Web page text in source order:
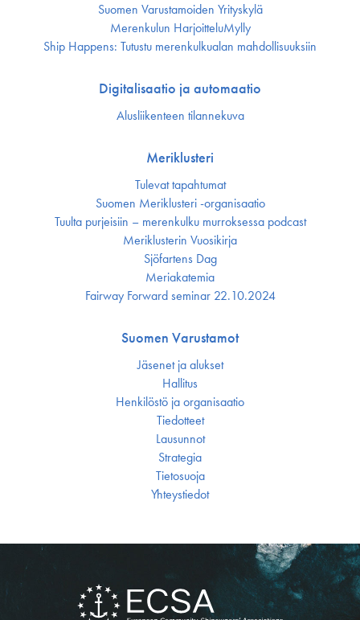
Suomen Varustamoiden Yrityskylä
Merenkulun HarjoitteluMylly
Ship Happens: Tutustu merenkulkualan mahdollisuuksiin
Digitalisaatio ja automaatio
Alusliikenteen tilannekuva
Meriklusteri
Tulevat tapahtumat
Suomen Meriklusteri -organisaatio
Tuulta purjeisiin – merenkulku murroksessa podcast
Meriklusterin Vuosikirja
Sjöfartens Dag
Meriakatemia
Fairway Forward seminar 22.10.2024
Suomen Varustamot
Jäsenet ja alukset
Hallitus
Henkilöstö ja organisaatio
Tiedotteet
Lausunnot
Strategia
Tietosuoja
Yhteystiedot